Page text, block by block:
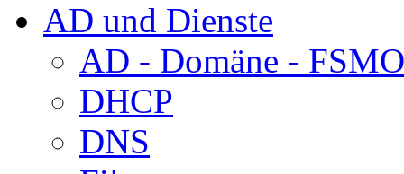
AD und Dienste
AD - Domäne - FSMO
DHCP
DNS